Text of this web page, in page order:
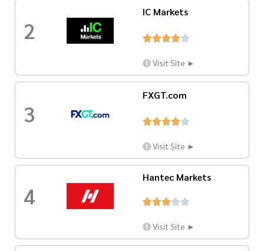
2
IC Markets

Visit Site ►
3
FXGT.com

Visit Site ►
4
Hantec Markets

Visit Site ►